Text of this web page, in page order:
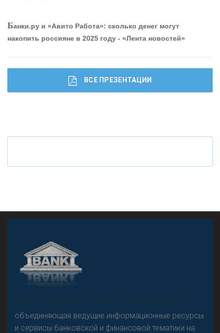
привлечь и удержать персонал - «Интервью»
Что будет с наличными деньгами при цифровом
Банки.ру и «Авито Работа»: сколько денег могут
накопить россияне в 2025 году - «Лента новостей»
ВСЕ ПРЕЗЕНТАЦИИ
«Н
овости Банков России» – группа компаний,
объединяющая ведущие информационные ресурсы
и сервисы банковской и финансовой тематики на